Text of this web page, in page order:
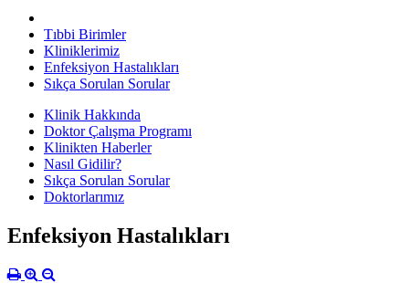
Tıbbi Birimler
Kliniklerimiz
Enfeksiyon Hastalıkları
Sıkça Sorulan Sorular
Klinik Hakkında
Doktor Çalışma Programı
Klinikten Haberler
Nasıl Gidilir?
Sıkça Sorulan Sorular
Doktorlarımız
Enfeksiyon Hastalıkları